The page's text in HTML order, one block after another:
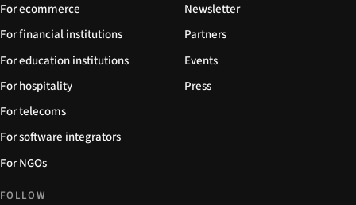
For ecommerce
For financial institutions
For education institutions
For hospitality
For telecoms
For software integrators
For NGOs
Newsletter
Partners
Events
Press
FOLLOW